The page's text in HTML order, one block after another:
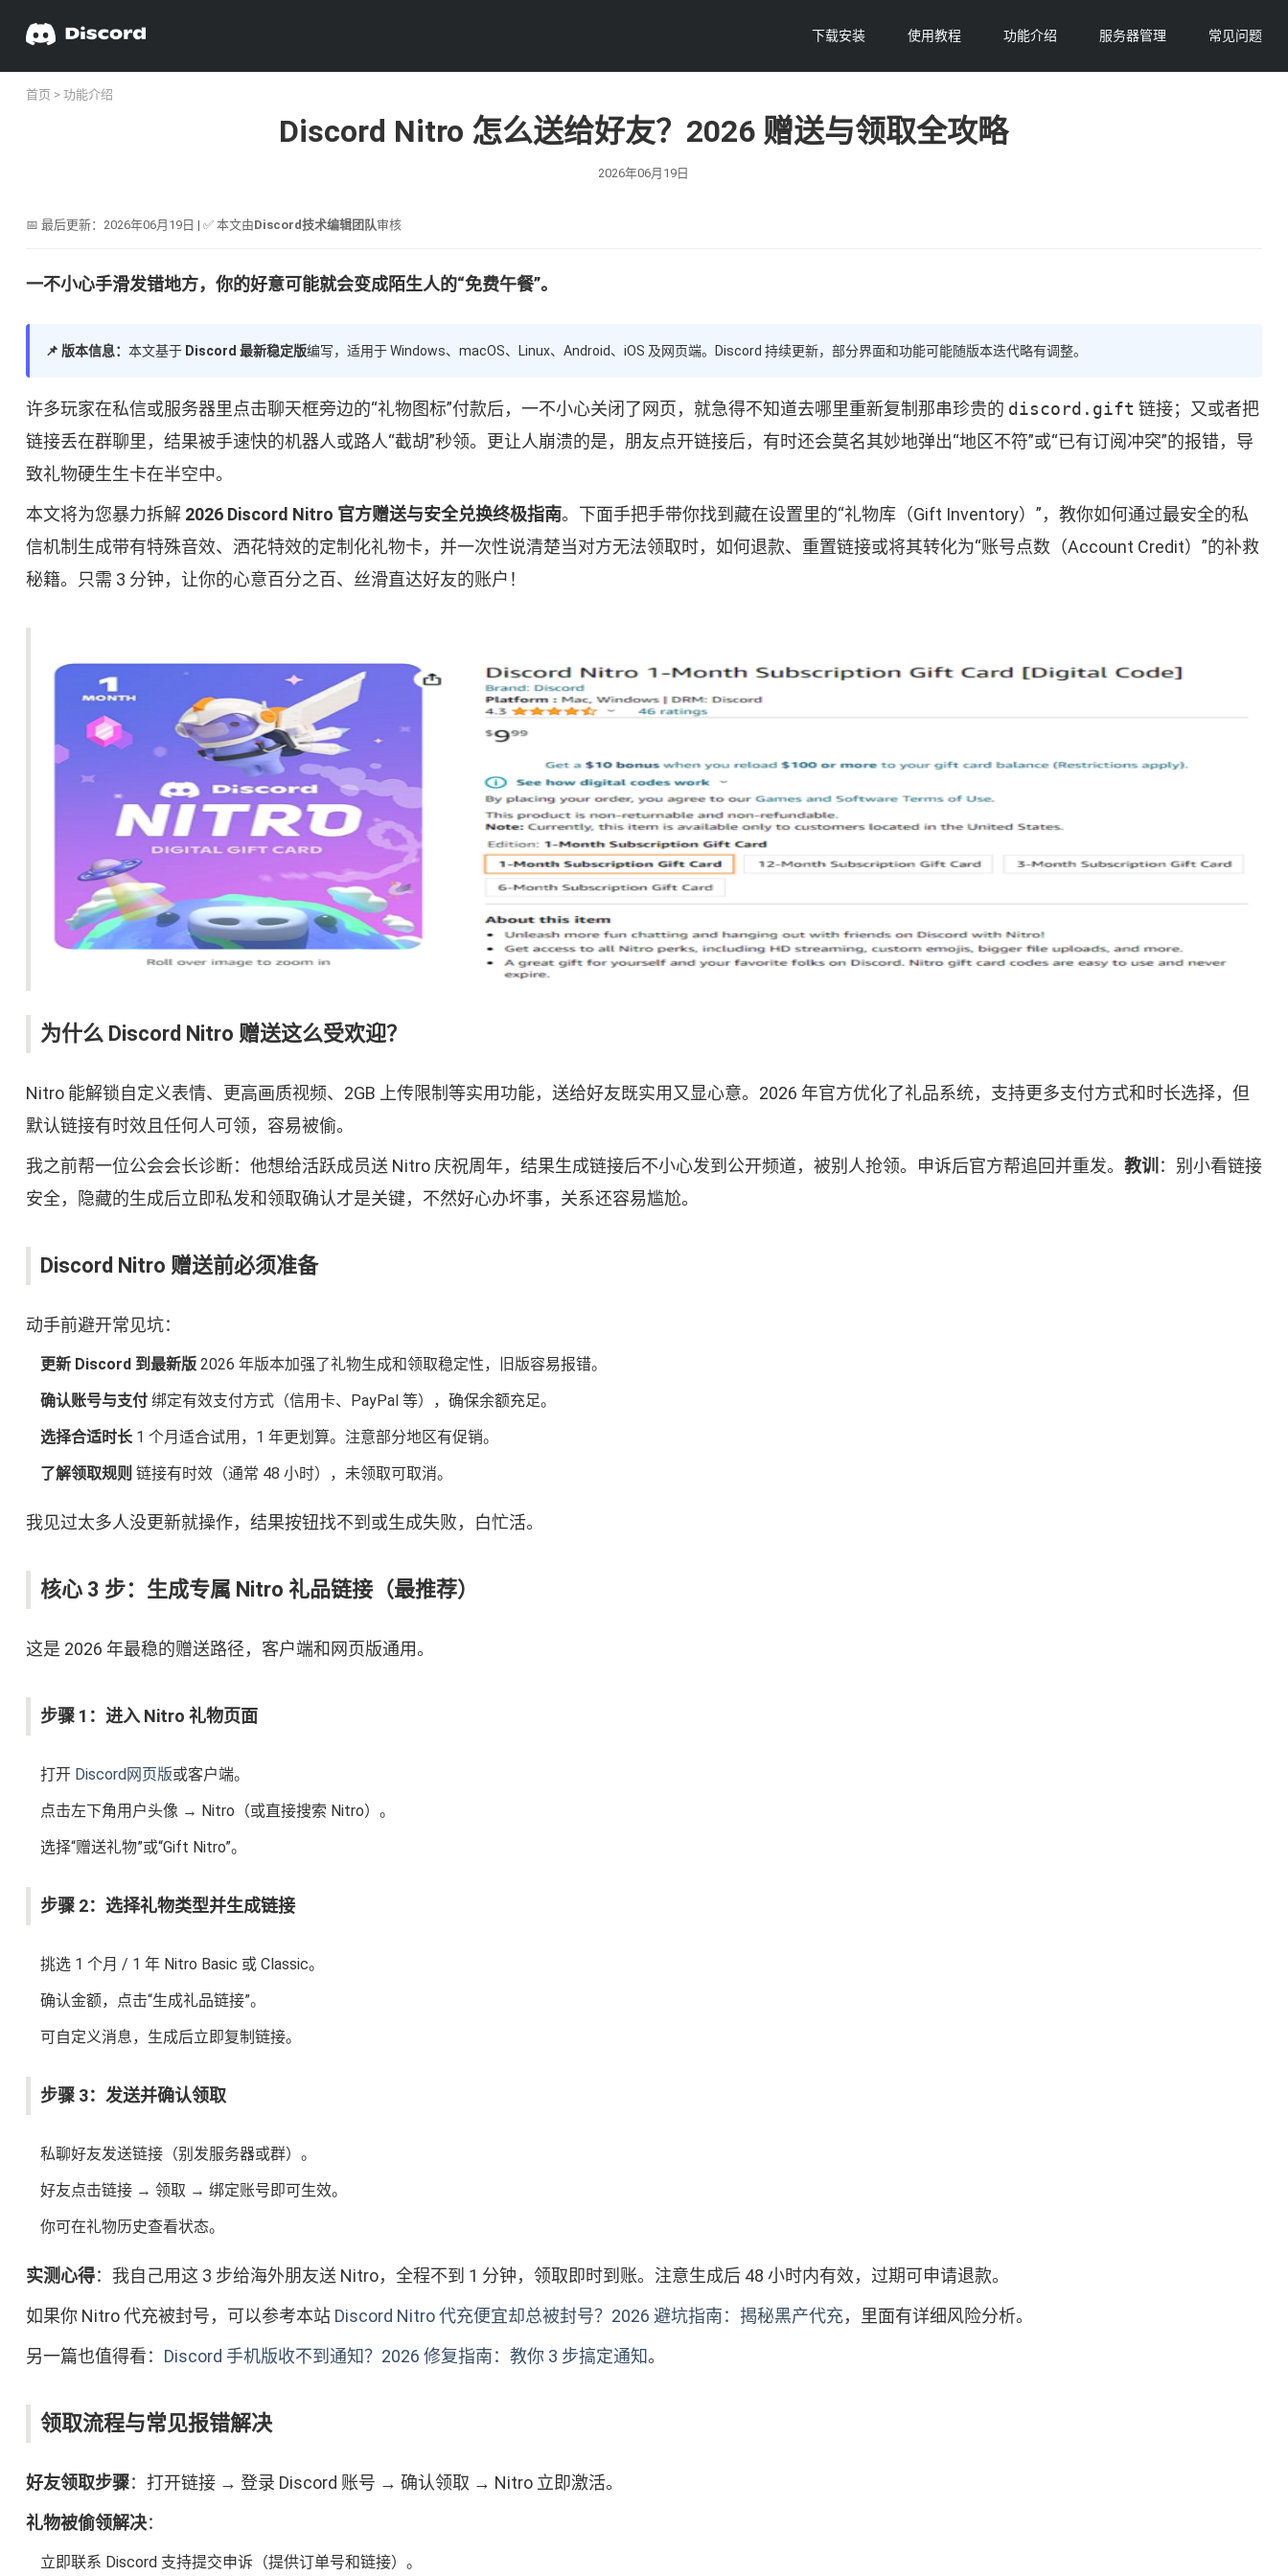
下载安装 使用教程 功能介绍 服务器管理 常见问题
首页 > 功能介绍
Discord Nitro 怎么送给好友？2026 赠送与领取全攻略
2026年06月19日
📅 最后更新：2026年06月19日 | ✅ 本文由Discord技术编辑团队审核
一不小心手滑发错地方，你的好意可能就会变成陌生人的“免费午餐”。
📌 版本信息： 本文基于 Discord 最新稳定版编写，适用于 Windows、macOS、Linux、Android、iOS 及网页端。Discord 持续更新，部分界面和功能可能随版本迭代略有调整。
许多玩家在私信或服务器里点击聊天框旁边的“礼物图标”付款后，一不小心关闭了网页，就急得不知道去哪里重新复制那串珍贵的 discord.gift 链接；又或者把
链接丢在群聊里，结果被手速快的机器人或路人“截胡”秒领。更让人崩溃的是，朋友点开链接后，有时还会莫名其妙地弹出“地区不符”或“已有订阅冲突”的报错，导
致礼物硬生生卡在半空中。
本文将为您暴力拆解 2026 Discord Nitro 官方赠送与安全兑换终极指南。下面手把手带你找到藏在设置里的“礼物库（Gift Inventory）”，教你如何通过最安全的私
信机制生成带有特殊音效、洒花特效的定制化礼物卡，并一次性说清楚当对方无法领取时，如何退款、重置链接或将其转化为“账号点数（Account Credit）”的补救
秘籍。只需 3 分钟，让你的心意百分之百、丝滑直达好友的账户！
为什么 Discord Nitro 赠送这么受欢迎？
Nitro 能解锁自定义表情、更高画质视频、2GB 上传限制等实用功能，送给好友既实用又显心意。2026 年官方优化了礼品系统，支持更多支付方式和时长选择，但
默认链接有时效且任何人可领，容易被偷。
我之前帮一位公会会长诊断：他想给活跃成员送 Nitro 庆祝周年，结果生成链接后不小心发到公开频道，被别人抢领。申诉后官方帮追回并重发。 教训 ：别小看链接
安全，隐藏的生成后立即私发和领取确认才是关键，不然好心办坏事，关系还容易尴尬。
Discord Nitro 赠送前必须准备
动手前避开常见坑：
更新 Discord 到最新版2026 年版本加强了礼物生成和领取稳定性，旧版容易报错。
确认账号与支付绑定有效支付方式（信用卡、PayPal 等），确保余额充足。
选择合适时长1 个月适合试用，1 年更划算。注意部分地区有促销。
了解领取规则 链接有时效（通常 48 小时），未领取可取消。
我见过太多人没更新就操作，结果按钮找不到或生成失败，白忙活。
核心 3 步：生成专属 Nitro 礼品链接（最推荐）
这是 2026 年最稳的赠送路径，客户端和网页版通用。
步骤 1：进入 Nitro 礼物页面
打开 Discord网页版或客户端。
点击左下角用户头像 → Nitro（或直接搜索 Nitro）。
选择“赠送礼物”或“Gift Nitro”。
步骤 2：选择礼物类型并生成链接
挑选 1 个月 / 1 年 Nitro Basic 或 Classic。
确认金额，点击“生成礼品链接”。
可自定义消息，生成后立即复制链接。
步骤 3：发送并确认领取
私聊好友发送链接（别发服务器或群）。
好友点击链接 → 领取 → 绑定账号即可生效。
你可在礼物历史查看状态。
实测心得：我自己用这 3 步给海外朋友送 Nitro，全程不到 1 分钟，领取即时到账。注意生成后 48 小时内有效，过期可申请退款。
如果你 Nitro 代充被封号，可以参考本站 Discord Nitro 代充便宜却总被封号？2026 避坑指南：揭秘黑产代充，里面有详细风险分析。
另一篇也值得看： Discord 手机版收不到通知？2026 修复指南：教你 3 步搞定通知。
领取流程与常见报错解决
好友领取步骤：打开链接 → 登录 Discord 账号 → 确认领取 → Nitro 立即激活。
礼物被偷领解决：
立即联系 Discord 支持提交申诉（提供订单号和链接）。